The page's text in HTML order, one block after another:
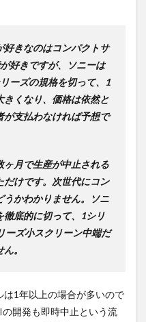
好きなのはコンパクトサ
好きですが、ソニーは
ーズの規格を切って、1
きくなり、価格は依然と
が支払わなければ予想で
ヶ月で生産が中止される
だけです。次世代にコン
うかわかりません。ソニ
徹底的に切って、1シリ
ーズ小スクリーン中端だ
。
1年以上の場合が多いので
開発も即時中止という流